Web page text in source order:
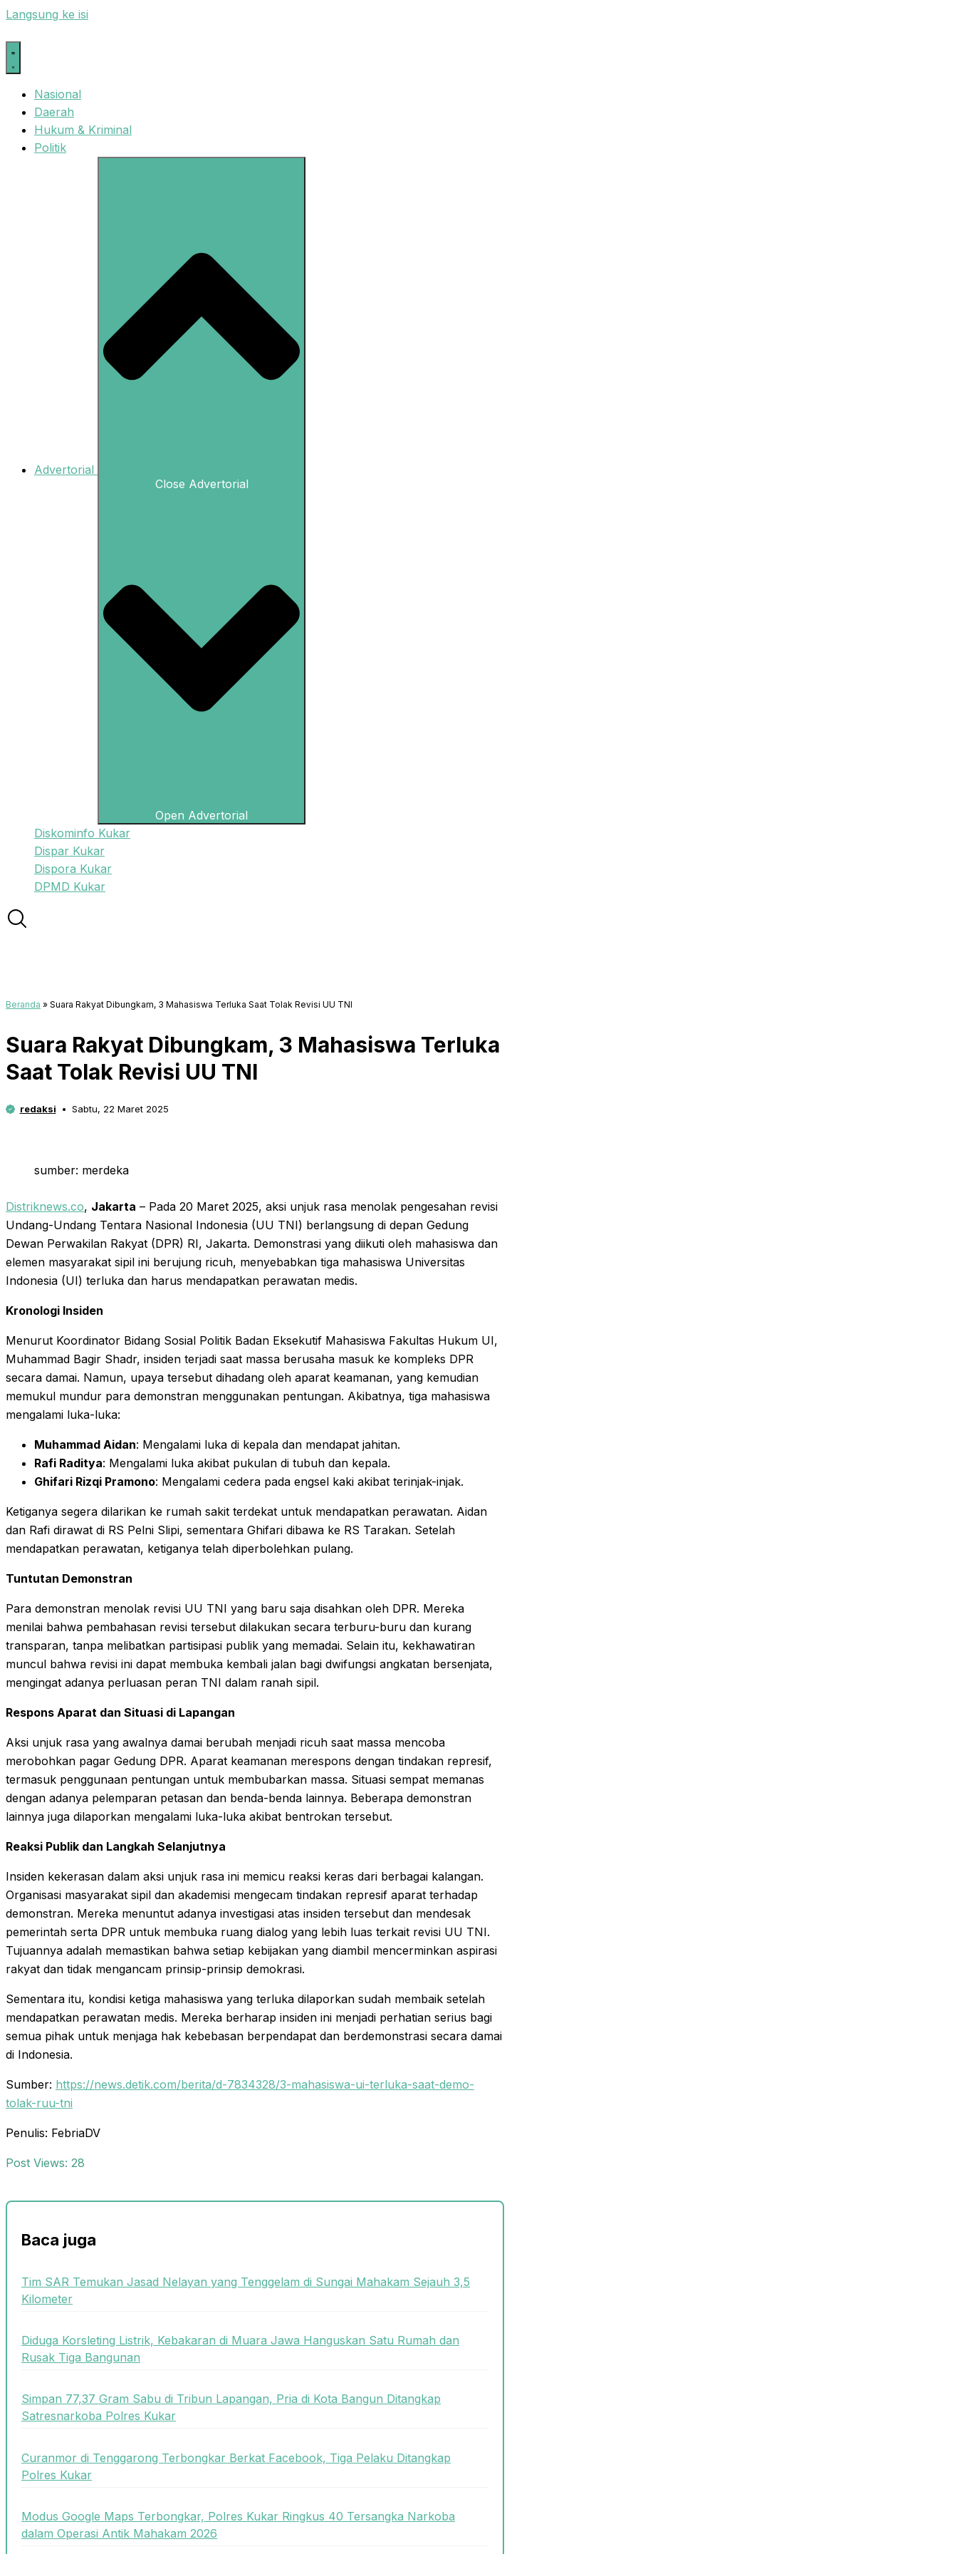
Langsung ke isi
Nasional
Daerah
Hukum & Kriminal
Politik
Advertorial
Close Advertorial
Open Advertorial
Diskominfo Kukar
Dispar Kukar
Dispora Kukar
DPMD Kukar
Beranda » Suara Rakyat Dibungkam, 3 Mahasiswa Terluka Saat Tolak Revisi UU TNI
Suara Rakyat Dibungkam, 3 Mahasiswa Terluka
Saat Tolak Revisi UU TNI
redaksi Sabtu, 22 Maret 2025
sumber: merdeka
Distriknews.co, Jakarta – Pada 20 Maret 2025, aksi unjuk rasa menolak pengesahan revisi
Undang-Undang Tentara Nasional Indonesia (UU TNI) berlangsung di depan Gedung
Dewan Perwakilan Rakyat (DPR) RI, Jakarta. Demonstrasi yang diikuti oleh mahasiswa dan
elemen masyarakat sipil ini berujung ricuh, menyebabkan tiga mahasiswa Universitas
Indonesia (UI) terluka dan harus mendapatkan perawatan medis.
Kronologi Insiden
Menurut Koordinator Bidang Sosial Politik Badan Eksekutif Mahasiswa Fakultas Hukum UI,
Muhammad Bagir Shadr, insiden terjadi saat massa berusaha masuk ke kompleks DPR
secara damai. Namun, upaya tersebut dihadang oleh aparat keamanan, yang kemudian
memukul mundur para demonstran menggunakan pentungan. Akibatnya, tiga mahasiswa
mengalami luka-luka:
Muhammad Aidan: Mengalami luka di kepala dan mendapat jahitan.
Rafi Raditya: Mengalami luka akibat pukulan di tubuh dan kepala.
Ghifari Rizqi Pramono: Mengalami cedera pada engsel kaki akibat terinjak-injak.
Ketiganya segera dilarikan ke rumah sakit terdekat untuk mendapatkan perawatan. Aidan
dan Rafi dirawat di RS Pelni Slipi, sementara Ghifari dibawa ke RS Tarakan. Setelah
mendapatkan perawatan, ketiganya telah diperbolehkan pulang.
Tuntutan Demonstran
Para demonstran menolak revisi UU TNI yang baru saja disahkan oleh DPR. Mereka
menilai bahwa pembahasan revisi tersebut dilakukan secara terburu-buru dan kurang
transparan, tanpa melibatkan partisipasi publik yang memadai. Selain itu, kekhawatiran
muncul bahwa revisi ini dapat membuka kembali jalan bagi dwifungsi angkatan bersenjata,
mengingat adanya perluasan peran TNI dalam ranah sipil.
Respons Aparat dan Situasi di Lapangan
Aksi unjuk rasa yang awalnya damai berubah menjadi ricuh saat massa mencoba
merobohkan pagar Gedung DPR. Aparat keamanan merespons dengan tindakan represif,
termasuk penggunaan pentungan untuk membubarkan massa. Situasi sempat memanas
dengan adanya pelemparan petasan dan benda-benda lainnya. Beberapa demonstran
lainnya juga dilaporkan mengalami luka-luka akibat bentrokan tersebut.
Reaksi Publik dan Langkah Selanjutnya
Insiden kekerasan dalam aksi unjuk rasa ini memicu reaksi keras dari berbagai kalangan.
Organisasi masyarakat sipil dan akademisi mengecam tindakan represif aparat terhadap
demonstran. Mereka menuntut adanya investigasi atas insiden tersebut dan mendesak
pemerintah serta DPR untuk membuka ruang dialog yang lebih luas terkait revisi UU TNI.
Tujuannya adalah memastikan bahwa setiap kebijakan yang diambil mencerminkan aspirasi
rakyat dan tidak mengancam prinsip-prinsip demokrasi.
Sementara itu, kondisi ketiga mahasiswa yang terluka dilaporkan sudah membaik setelah
mendapatkan perawatan medis. Mereka berharap insiden ini menjadi perhatian serius bagi
semua pihak untuk menjaga hak kebebasan berpendapat dan berdemonstrasi secara damai
di Indonesia.
Sumber: https://news.detik.com/berita/d-7834328/3-mahasiswa-ui-terluka-saat-demo-
tolak-ruu-tni
Penulis: FebriaDV
Post Views: 28
Baca juga
Tim SAR Temukan Jasad Nelayan yang Tenggelam di Sungai Mahakam Sejauh 3,5
Kilometer
Diduga Korsleting Listrik, Kebakaran di Muara Jawa Hanguskan Satu Rumah dan
Rusak Tiga Bangunan
Simpan 77,37 Gram Sabu di Tribun Lapangan, Pria di Kota Bangun Ditangkap
Satresnarkoba Polres Kukar
Curanmor di Tenggarong Terbongkar Berkat Facebook, Tiga Pelaku Ditangkap
Polres Kukar
Modus Google Maps Terbongkar, Polres Kukar Ringkus 40 Tersangka Narkoba
dalam Operasi Antik Mahakam 2026